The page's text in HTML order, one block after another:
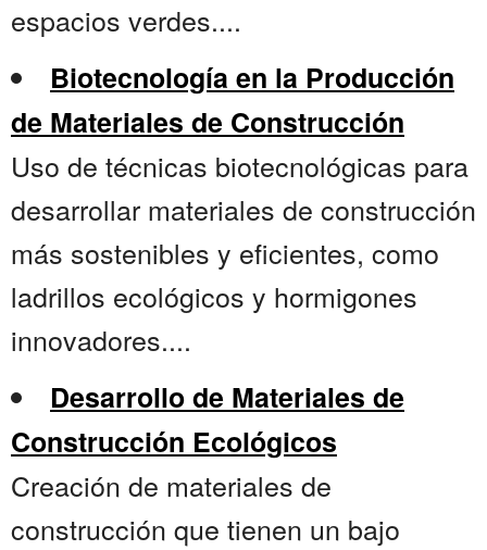
espacios verdes....
Biotecnología en la Producción
de Materiales de Construcción
Uso de técnicas biotecnológicas para
desarrollar materiales de construcción
más sostenibles y eficientes, como
ladrillos ecológicos y hormigones
innovadores....
Desarrollo de Materiales de
Construcción Ecológicos
Creación de materiales de
construcción que tienen un bajo